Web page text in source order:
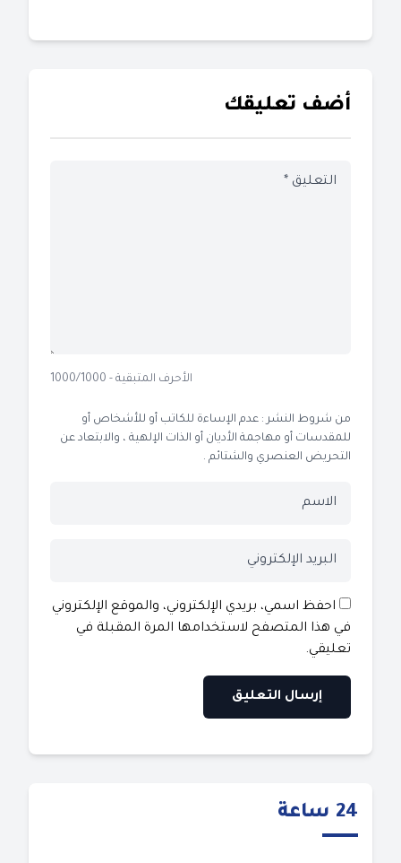
أضف تعليقك
الأحرف المتبقية - 1000/1000
من شروط النشر : عدم الإساءة للكاتب أو للأشخاص أو
للمقدسات أو مهاجمة الأديان أو الذات الإلهية ، والابتعاد عن
التحريض العنصري والشتائم .
احفظ اسمي، بريدي الإلكتروني، والموقع الإلكتروني
في هذا المتصفح لاستخدامها المرة المقبلة في
تعليقي.
24 ساعة